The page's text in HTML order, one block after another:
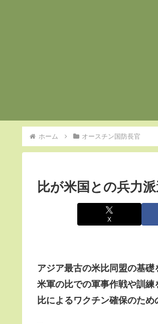
ホーム オースチン国防長官
比が米国との兵力
X
アジア最古の米比同盟の基礎
米軍の比での軍事作戦や訓
比によるワクチン確保のた